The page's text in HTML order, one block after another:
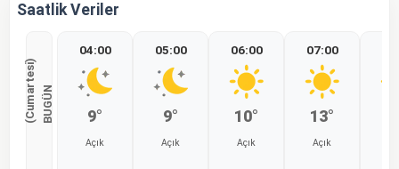
Saatlik Veriler
B
U
G
Ü
N
(
C
u
m
a
r
t
e
s
i
)
04:00
9°
Açık
05:00
9°
Açık
06:00
10°
Açık
07:00
13°
Açık